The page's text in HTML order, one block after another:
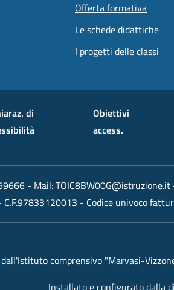
Offerta formativa
Le schede didattiche
I progetti delle classi
di
Obiettivi
access.
- Mail:TOIC8BW00G@istruzione.it
C.F.97833120013 - Codice univoco
comprensivo "Marvasi-
Installato e configurato dalla